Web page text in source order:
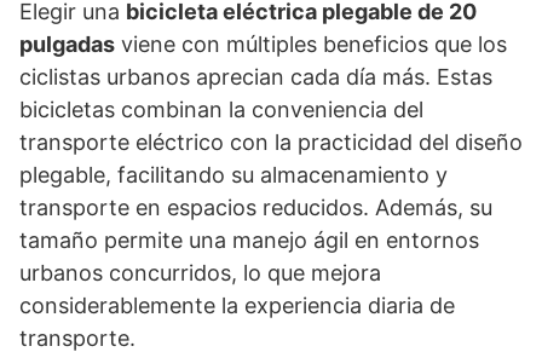
Elegir una bicicleta eléctrica plegable de 20
pulgadas viene con múltiples beneficios que los
ciclistas urbanos aprecian cada día más. Estas
bicicletas combinan la conveniencia del
transporte eléctrico con la practicidad del diseño
plegable, facilitando su almacenamiento y
transporte en espacios reducidos. Además, su
tamaño permite una manejo ágil en entornos
urbanos concurridos, lo que mejora
considerablemente la experiencia diaria de
transporte.